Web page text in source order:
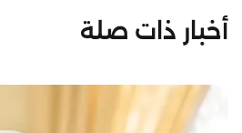
أخبار ذات صلة